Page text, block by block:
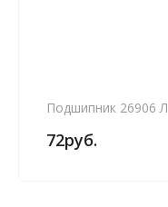
Подшипник 26906 Л
72руб.